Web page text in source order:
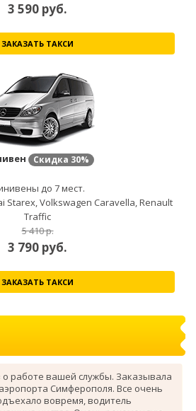
3 590 руб.
ЗАКАЗАТЬ ТАКСИ
Скидка 30%
до 7 мест.
Starex, Volkswagen Caravella, Renault
Traffic
5 410 р.
3 790 руб.
ЗАКАЗАТЬ ТАКСИ
работе вашей службы. Заказывала
Симферополя. Все очень
вовремя, водитель